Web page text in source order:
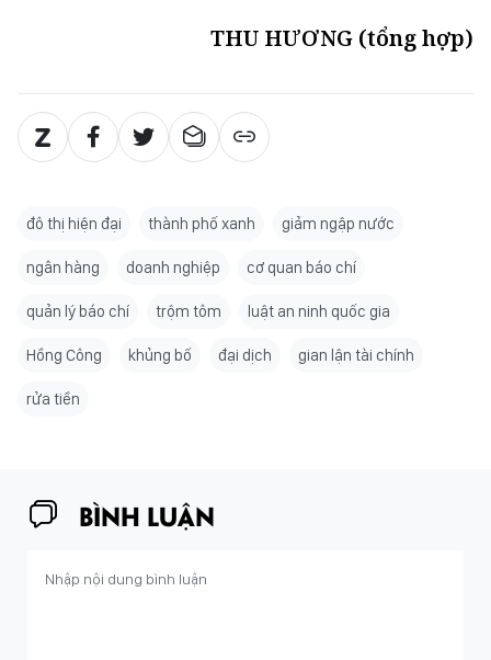
THU HƯƠNG (tổng hợp)
đô thị hiện đại thành phố xanh giảm ngập nước
ngân hàng doanh nghiệp cơ quan báo chí
quản lý báo chí trộm tôm luật an ninh quốc gia
Hồng Công khủng bố đại dịch gian lận tài chính
rửa tiền
BÌNH LUẬN